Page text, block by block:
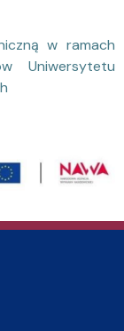
w ramach
Uniwersytetu